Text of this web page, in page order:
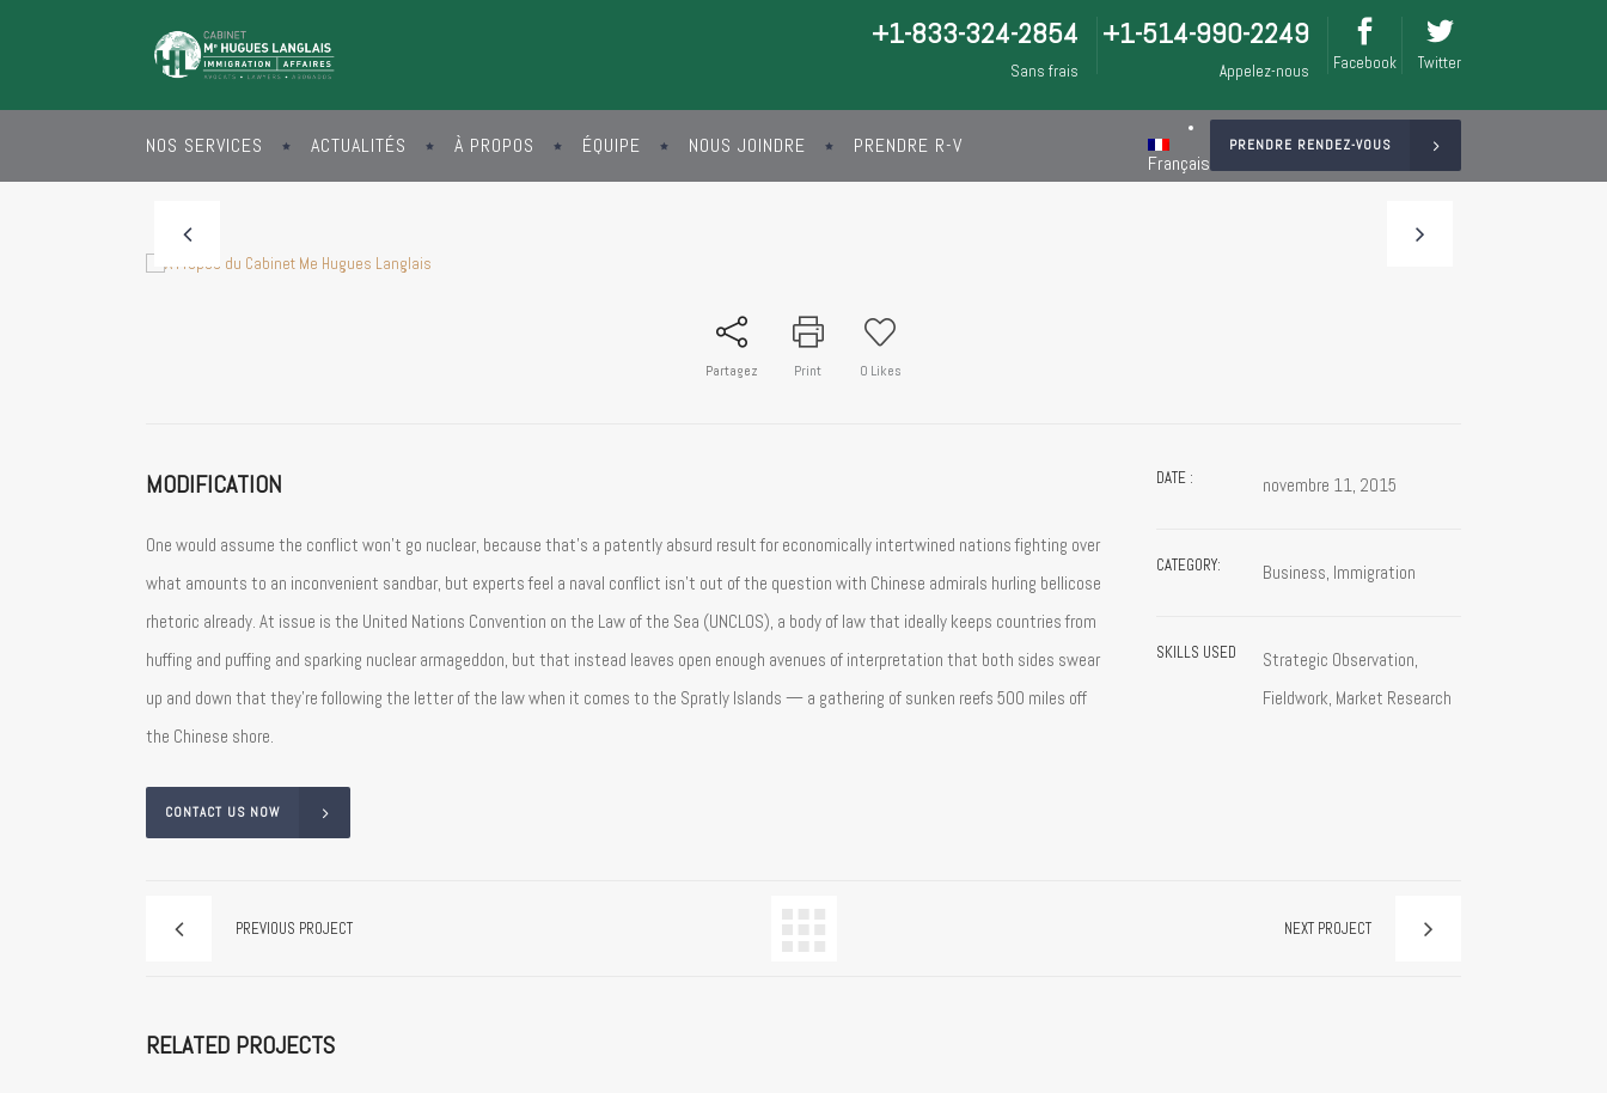
+1-833-324-2854
Sans frais
+1-514-990-2249
Appelez-nous Facebook Twitter
NOS SERVICES ACTUALITÉS À PROPOS ÉQUIPE NOUS JOINDRE PRENDRE R-V
Français
PRENDRE RENDEZ-VOUS
Partagez Print 0 Likes
MODIFICATION
One would assume the conflict won’t go nuclear, because that’s a patently absurd result for economically intertwined nations fighting over
what amounts to an inconvenient sandbar, but experts feel a naval conflict isn’t out of the question with Chinese admirals hurling bellicose
rhetoric already. At issue is the United Nations Convention on the Law of the Sea (UNCLOS), a body of law that ideally keeps countries from
huffing and puffing and sparking nuclear armageddon, but that instead leaves open enough avenues of interpretation that both sides swear
up and down that they’re following the letter of the law when it comes to the Spratly Islands — a gathering of sunken reefs 500 miles off
the Chinese shore.
CONTACT US NOW
DATE : novembre 11, 2015
CATEGORY: Business, Immigration
SKILLS USED
Strategic Observation,
Fieldwork, Market Research
PREVIOUS PROJECT NEXT PROJECT
RELATED PROJECTS